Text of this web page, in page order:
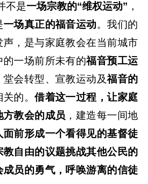
不是一场宗教的“维权运动” ，
一场真正的福音运动。我们的
声，是与家庭教会在当前城市
一场前所未有的福音预工运
堂会转型、宣教运动及福音的
关的。借着这一过程，让家庭
教会的成员 ，建造每一间地
面前形成一个看得见的基督徒
教自由的议题挑战其他公民的
成员的勇气，呼唤游离的信徒